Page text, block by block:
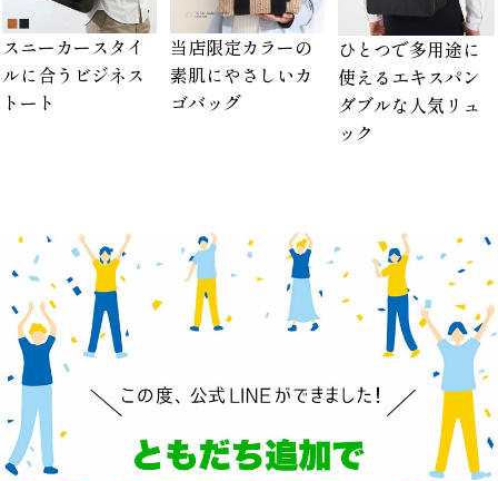
スニーカースタイ
ルに合うビジネス
トート
当店限定カラーの
素肌にやさしいカ
ゴバッグ
ひとつで多用途に
使えるエキスパン
ダブルな人気リュ
ック